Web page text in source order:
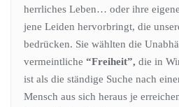
herrliches Leben… oder ihre eigene
jene Leiden hervorbringt, die
bedrücken. Sie wählten die
vermeintliche “Freiheit”, die in
ist als die ständige Suche nach
Mensch aus sich heraus je